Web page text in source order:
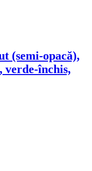
(semi-opacă),
verde-închis,